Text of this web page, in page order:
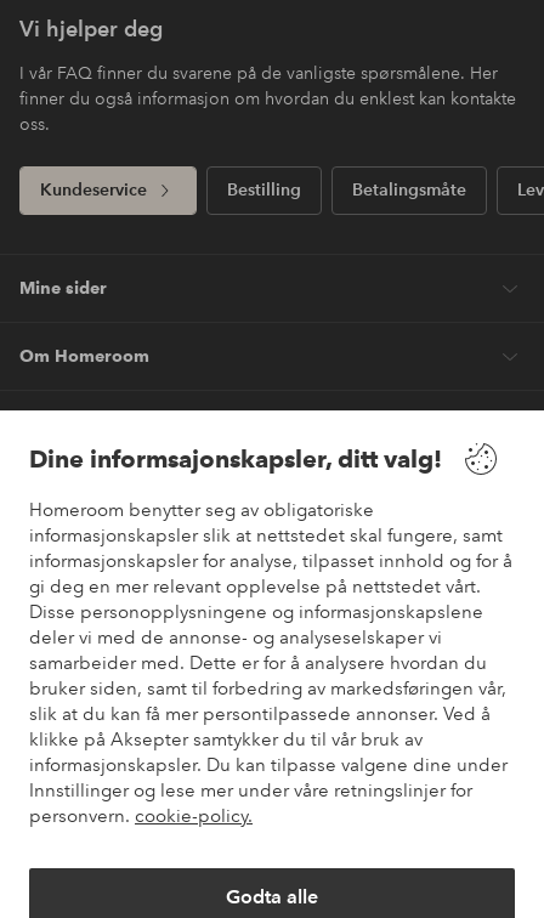
Dine informsajonskapsler, ditt valg!
Homeroom benytter seg av obligatoriske
informasjonskapsler slik at nettstedet skal fungere, samt
informasjonskapsler for analyse, tilpasset innhold og for å
gi deg en mer relevant opplevelse på nettstedet vårt.
Disse personopplysningene og informasjonskapslene
deler vi med de annonse- og analyseselskaper vi
samarbeider med. Dette er for å analysere hvordan du
bruker siden, samt til forbedring av markedsføringen vår,
slik at du kan få mer persontilpassede annonser. Ved å
klikke på Aksepter samtykker du til vår bruk av
informasjonskapsler. Du kan tilpasse valgene dine under
Innstillinger og lese mer under våre retningslinjer for
personvern. cookie-policy.
Godta alle
Vi hjelper deg
I vår FAQ finner du svarene på de vanligste spørsmålene. Her
finner du også informasjon om hvordan du enklest kan kontakte
oss.
Kundeservice Bestilling Betalingsmåte
Mine sider
Om Homeroom
Venner
Sikre betalinger
Vil du vite mer om våre betalingsalternativer?
elpy